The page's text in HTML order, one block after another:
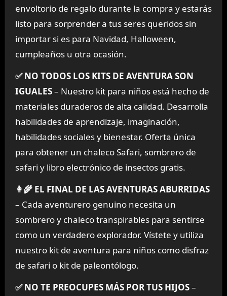
envoltorio de regalo durante la compra y estarás
listo para sorprender a tus seres queridos sin
importar si es para Navidad, Halloween,
cumpleaños u otra ocasión.
✅ NO TODOS LOS KITS DE AVENTURA SON
IGUALES– Nuestro kit para niños está hecho de
materiales duraderos de alta calidad. Desarrolla
habilidades de aprendizaje, imaginación,
habilidades sociales y bienestar. Oferta única
para obtener un chaleco Safari, sombrero de
safari y libro electrónico de insectos gratis.
👩‍🌾 EL FINAL DE LAS AVENTURAS ABURRIDAS
– Cada aventurero genuino necesita un
sombrero y chaleco transpirables para sentirse
como un verdadero explorador. Vístete y utiliza
nuestro kit de aventura para niños como disfraz
de safari o kit de paleontólogo.
✅ NO TE PREOCUPES MÁS POR TUS HIJOS–